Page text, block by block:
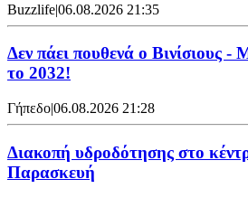
Buzzlife|06.08.2026 21:35
Δεν πάει πουθενά ο Βινίσιους -
το 2032!
Γήπεδο|06.08.2026 21:28
Διακοπή υδροδότησης στο
Παρασκευή